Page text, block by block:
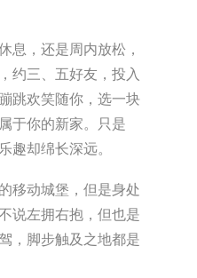
息，还是周内放松，
约三、五好友，投入
跳欢笑随你，选一块
于你的新家。只是
趣却绵长深远。
移动城堡，但是身处
说左拥右抱，但也是
，脚步触及之地都是